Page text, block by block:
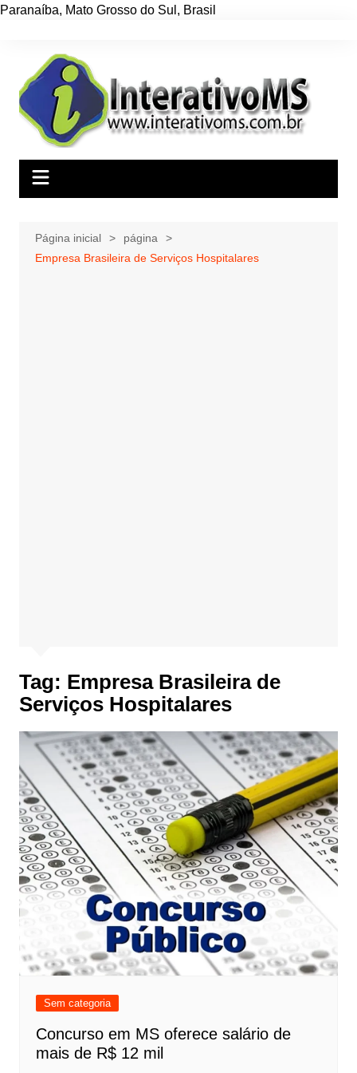
Paranaíba, Mato Grosso do Sul , Brasil
conteúdo
Página inicial
página
Empresa Brasileira de Serviços Hospitalares
Tag: Empresa Brasileira de
Serviços Hospitalares
Sem categoria
Concurso em MS oferece salário de
mais de R$ 12 mil